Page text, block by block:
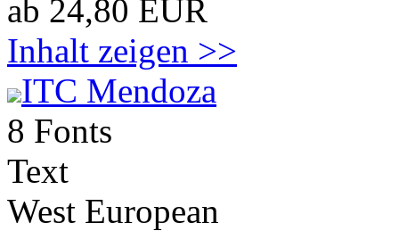
ab 24,80 EUR
Inhalt zeigen >>
ITC Mendoza
8 Fonts
Text
West European